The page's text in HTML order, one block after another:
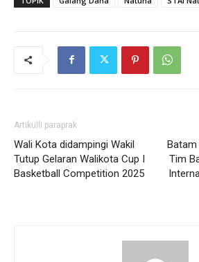
Artikulli paraprak
Wali Kota didampingi Wakil
Tutup Gelaran Walikota Cup I
Basketball Competition 2025
Batam
Tim